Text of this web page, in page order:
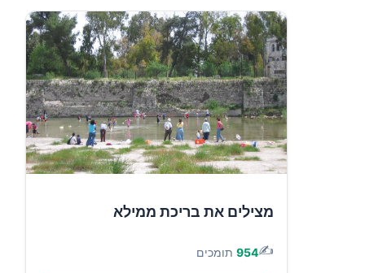
מצילים את בריכת ממילא
✍️
954 תומכים